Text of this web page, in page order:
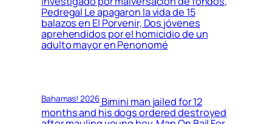
Pedregal Le apagaron la vida de 15
balazos en El Porvenir, Dos jóvenes
aprehendidos por el homicidio de un
adulto mayor en Penonomé
Bahamas! 2026Bimini man jailed for 12
months and his dogs ordered destroyed